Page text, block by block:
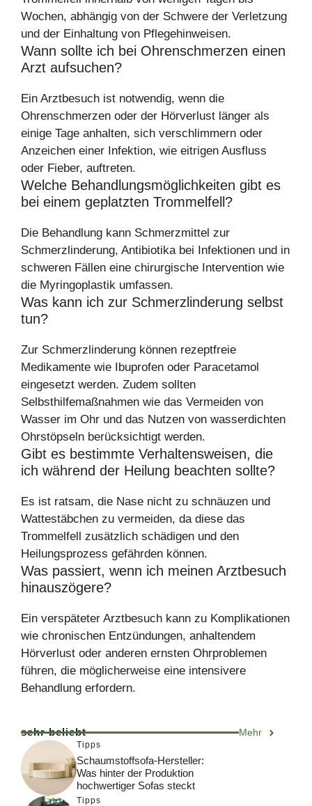
Wochen, abhängig von der Schwere der Verletzung
und der Einhaltung von Pflegehinweisen.
Wann sollte ich bei Ohrenschmerzen einen
Arzt aufsuchen?
Ein Arztbesuch ist notwendig, wenn die
Ohrenschmerzen oder der Hörverlust länger als
einige Tage anhalten, sich verschlimmern oder
Anzeichen einer Infektion, wie eitrigen Ausfluss
oder Fieber, auftreten.
Welche Behandlungsmöglichkeiten gibt es
bei einem geplatzten Trommelfell?
Die Behandlung kann Schmerzmittel zur
Schmerzlinderung, Antibiotika bei Infektionen und in
schweren Fällen eine chirurgische Intervention wie
die Myringoplastik umfassen.
Was kann ich zur Schmerzlinderung selbst
tun?
Zur Schmerzlinderung können rezeptfreie
Medikamente wie Ibuprofen oder Paracetamol
eingesetzt werden. Zudem sollten
Selbsthilfemaßnahmen wie das Vermeiden von
Wasser im Ohr und das Nutzen von wasserdichten
Ohrstöpseln berücksichtigt werden.
Gibt es bestimmte Verhaltensweisen, die
ich während der Heilung beachten sollte?
Es ist ratsam, die Nase nicht zu schnäuzen und
Wattestäbchen zu vermeiden, da diese das
Trommelfell zusätzlich schädigen und den
Heilungsprozess gefährden können.
Was passiert, wenn ich meinen Arztbesuch
hinauszögere?
Ein verspäteter Arztbesuch kann zu Komplikationen
wie chronischen Entzündungen, anhaltendem
Hörverlust oder anderen ernsten Ohrproblemen
führen, die möglicherweise eine intensivere
Behandlung erfordern.
sehr beliebt Mehr
Tipps
Schaumstoffsofa-Hersteller:
Was hinter der Produktion
hochwertiger Sofas steckt
Tipps